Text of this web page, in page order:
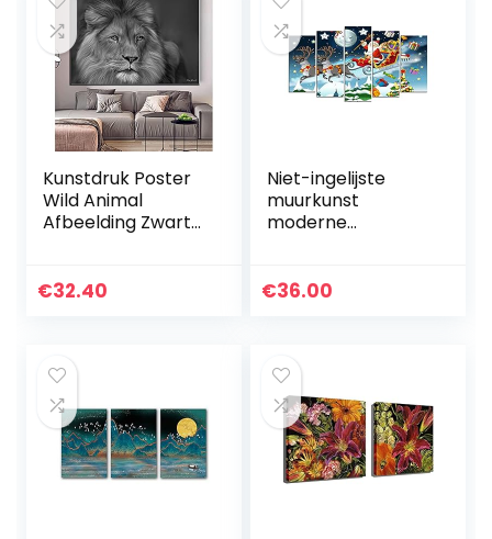
Kunstdruk Poster
Wild Animal
Afbeelding Zwart-
Print Moderne
€32.40
Niet-ingelijste
muurkunst
moderne
abstracte
€36.00